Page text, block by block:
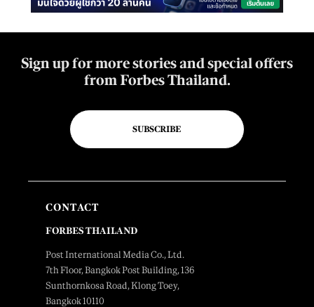
Sign up for more stories and special offers
from Forbes Thailand.
SUBSCRIBE
CONTACT
FORBES THAILAND
Post International Media Co., Ltd.
7th Floor, Bangkok Post Building, 136
Sunthornkosa Road, Klong Toey,
Bangkok 10110